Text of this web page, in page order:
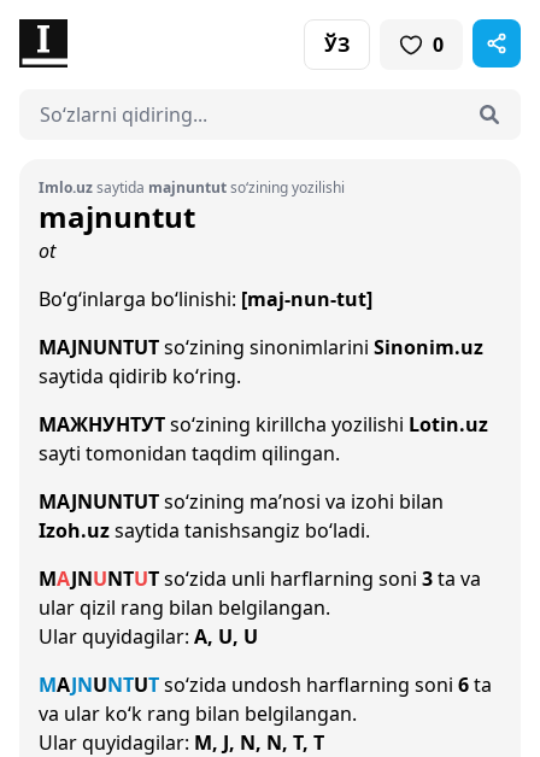
ЎЗ 0
Imlo.uzsaytida majnuntutso‘zining yozilishi
majnuntut
ot
Bo‘g‘inlarga bo‘linishi: [maj-nun-tut]
MAJNUNTUTso‘zining sinonimlarini Sinonim.uz
saytida qidirib ko‘ring.
МАЖНУНТУТso‘zining kirillcha yozilishi Lotin.uz
sayti tomonidan taqdim qilingan.
MAJNUNTUTso‘zining ma’nosi va izohi bilan
Izoh.uzsaytida tanishsangiz bo‘ladi.
MAJNUNTUTso‘zida unli harflarning soni 3ta va
ular qizil rang bilan belgilangan.
Ular quyidagilar: A, U, U
MAJNUNTUTso‘zida undosh harflarning soni 6ta
va ular ko‘k rang bilan belgilangan.
Ular quyidagilar: M, J, N, N, T, T